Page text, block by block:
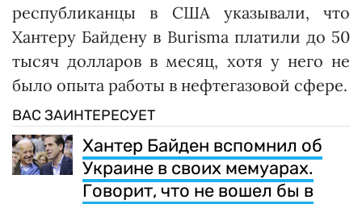
республиканцы в США указывали, что
Хантеру Байдену в Burisma платили до 50
тысяч долларов в месяц, хотя у него не
было опыта работы в нефтегазовой сфере.
ВАС ЗАИНТЕРЕСУЕТ
Хантер Байден вспомнил об
Украине в своих мемуарах.
Говорит, что не вошел бы в